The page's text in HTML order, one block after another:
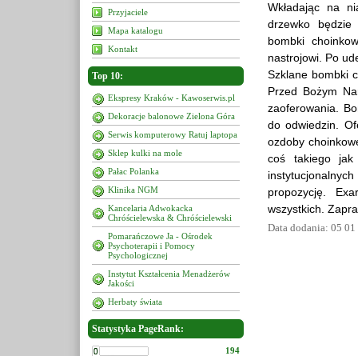
Przyjaciele
Mapa katalogu
Kontakt
Top 10:
Ekspresy Kraków - Kawoserwis.pl
Dekoracje balonowe Zielona Góra
Serwis komputerowy Ratuj laptopa
Sklep kulki na mole
Pałac Polanka
Klinika NGM
Kancelaria Adwokacka
Chróścielewska & Chróścielewski
Pomarańczowe Ja - Ośrodek
Psychoterapii i Pomocy
Psychologicznej
Instytut Kształcenia Menadżerów
Jakości
Herbaty świata
Statystyka PageRank:
194
Wkładając na
drzewko będzie
bombki
nastrojowi. Po
Szklane bombki
Przed Bożym
zaoferowania.
do odwiedzin.
ozdoby
coś takiego jak
propozycję.
wszystkich.
Data dodania: 05